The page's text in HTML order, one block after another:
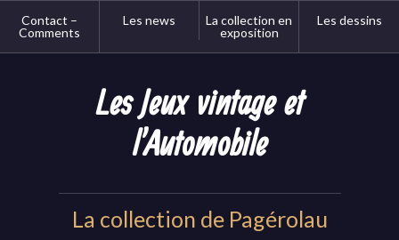
Contact –
Comments
Les news
La collection en
exposition
Les dessins
Les Jeux vintage et
l'Automobile
La collection de Pagérolau